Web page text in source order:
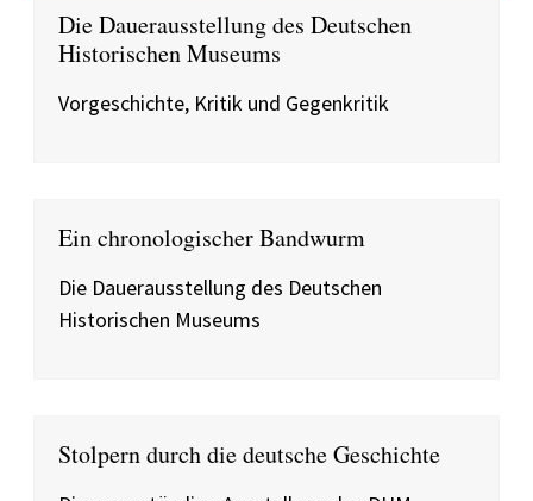
Die Dauerausstellung des Deutschen
Historischen Museums
Vorgeschichte, Kritik und Gegenkritik
Ein chronologischer Bandwurm
Die Dauerausstellung des Deutschen
Historischen Museums
Stolpern durch die deutsche Geschichte